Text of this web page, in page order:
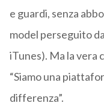
e guardi, senza
model perseguito
iTunes). Ma la vera
“Siamo una
differenza”.